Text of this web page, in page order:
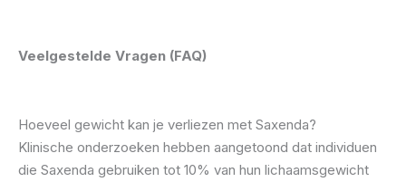
Veelgestelde Vragen (FAQ)
Hoeveel gewicht kan je verliezen met Saxenda?
Klinische onderzoeken hebben aangetoond dat individuen
die Saxenda gebruiken tot 10% van hun lichaamsgewicht